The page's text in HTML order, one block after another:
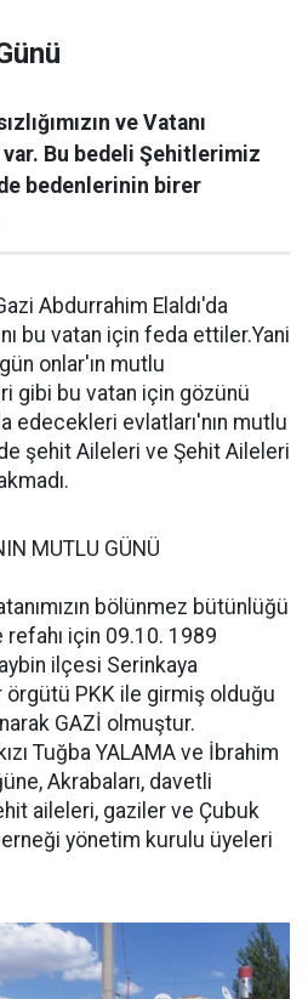
ve Vatanı
Bu bedeli Şehitlerimiz
bedenlerinin birer
Abdurrahim Elaldı'da
bu vatan için feda ettiler.Yani
onlar'ın mutlu
gibi bu vatan için gözünü
edecekleri evlatları'nın mutlu
şehit Aileleri ve Şehit Aileleri
MUTLU GÜNÜ
bölünmez bütünlüğü
için 09.10. 1989
ilçesi Serinkaya
PKK ile girmiş olduğu
GAZİ olmuştur.
Tuğba YALAMA ve İbrahim
Akrabaları, davetli
aileleri, gaziler ve Çubuk
yönetim kurulu üyeleri